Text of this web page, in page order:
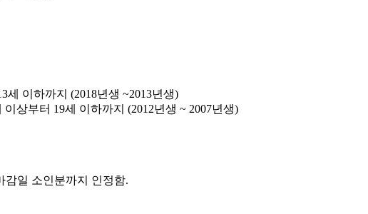
세 이하까지 (2018년생 ~2013년생)
상부터 19세 이하까지 (2012년생 ~ 2007년생)
일 소인분까지 인정함.